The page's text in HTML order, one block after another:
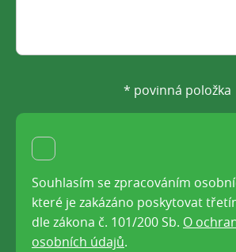
* povinná položka
Souhlasím se zpracováním
které je zakázáno poskytovat
dle zákona č. 101/200 Sb. O
osobních údajů.